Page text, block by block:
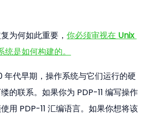
为何如此重要，你必须审视在 Unix
统是如何构建的。
年代早期，操作系统与它们运行的硬
的联系。如果你为 PDP-11 编写操作
用 PDP-11 汇编语言。如果你想将该